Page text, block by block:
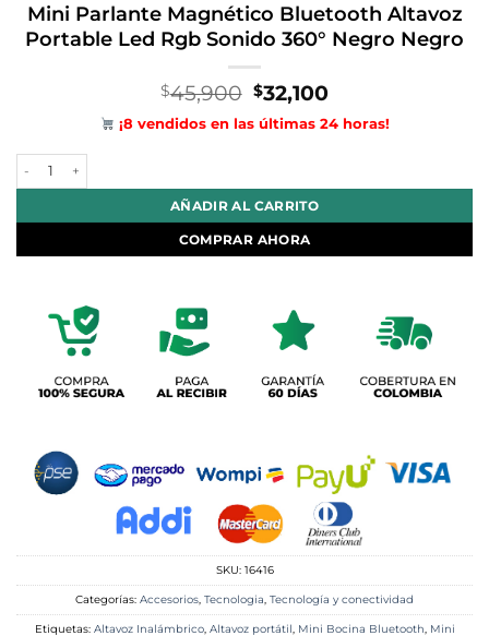
Mini Parlante Magnético Bluetooth Altavoz
Portable Led Rgb Sonido 360° Negro Negro
$45,900 El
precio
original
$32,100El
precio
actual
¡8 vendidos en las últimas 24 horas!
AÑADIR AL CARRITO
COMPRAR AHORA
SKU: 16416
Categorías: Accesorios, Tecnologia, Tecnología y conectividad
Etiquetas: Altavoz Inalámbrico, Altavoz portátil, Mini Bocina Bluetooth, Mini